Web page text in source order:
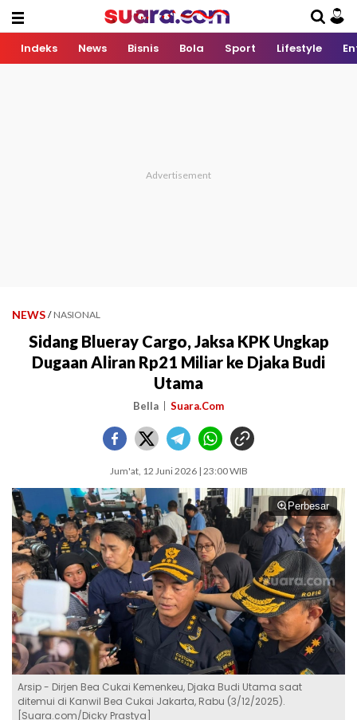
Indeks News Bisnis Bola Sport Lifestyle
NEWS / NASIONAL
Sidang Blueray Cargo, Jaksa KPK Ungkap
Dugaan Aliran Rp21 Miliar ke Djaka Budi
Utama
Bella Suara.Com
Jum'at, 12 Juni 2026 | 23:00 WIB
Perbesar
Arsip - Dirjen Bea Cukai Kemenkeu, Djaka Budi Utama saat
ditemui di Kanwil Bea Cukai Jakarta, Rabu (3/12/2025).
[Suara.com/Dicky Prastya]